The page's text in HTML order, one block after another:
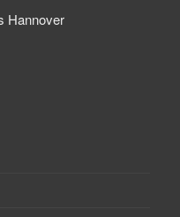
Hannover